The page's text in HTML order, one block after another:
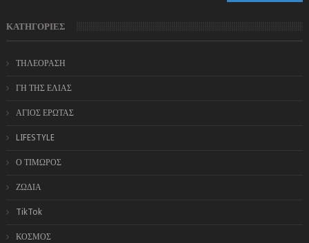
ΚΑΤΗΓΟΡΙΕΣ
ΤΗΛΕΟΡΑΣΗ
ΓΗ ΤΗΣ ΕΛΙΑΣ
ΑΓΙΟΣ ΕΡΩΤΑΣ
LIFESTYLE
Ο ΤΙΜΩΡΟΣ
ΖΩΔΙΑ
TikTok
ΚΟΣΜΟΣ